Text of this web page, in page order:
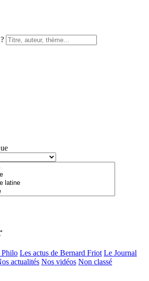
Philo Les actus de Bernard Friot Le Journal
actualités Nos vidéos Non classé